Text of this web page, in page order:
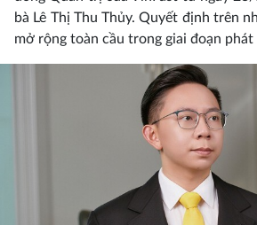
bà Lê Thị Thu Thủy. Quyết định trên
mở rộng toàn cầu trong giai đoạn